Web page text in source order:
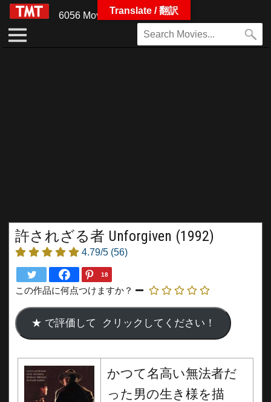
6056 Movies
許されざる者 Unforgiven (1992)
4.79/5 (56)
18
この作品に何点つけますか？
かつて名高い無法者だ
った男の生き様を描
Translate / 翻訳